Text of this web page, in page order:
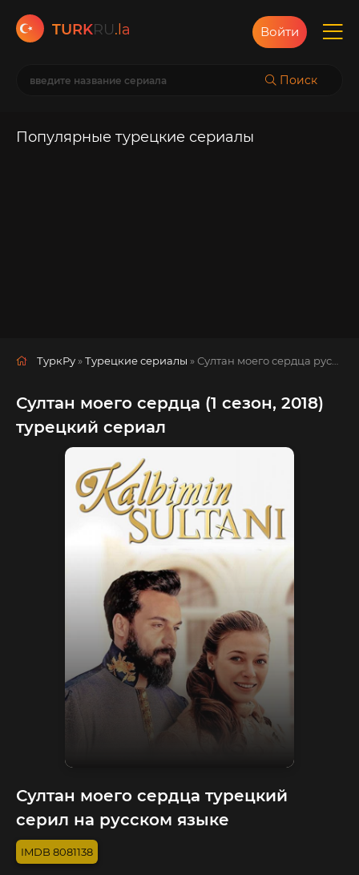
TURKRU.la
Поиск
Войти
Популярные турецкие сериалы
ТуркРу »Турецкие сериалы » Султан моего сердца русская озвучка смотреть полностью онлайн!
Султан моего сердца (1 сезон, 2018)
турецкий сериал
Султан моего сердца турецкий
серил на русском языке
8081138